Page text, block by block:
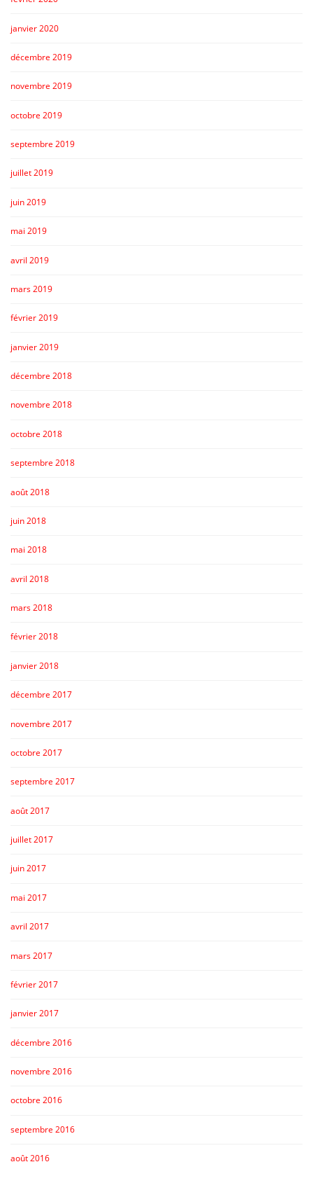
janvier 2020
décembre 2019
novembre 2019
octobre 2019
septembre 2019
juillet 2019
juin 2019
mai 2019
avril 2019
mars 2019
février 2019
janvier 2019
décembre 2018
novembre 2018
octobre 2018
septembre 2018
août 2018
juin 2018
mai 2018
avril 2018
mars 2018
février 2018
janvier 2018
décembre 2017
novembre 2017
octobre 2017
septembre 2017
août 2017
juillet 2017
juin 2017
mai 2017
avril 2017
mars 2017
février 2017
janvier 2017
décembre 2016
novembre 2016
octobre 2016
septembre 2016
août 2016